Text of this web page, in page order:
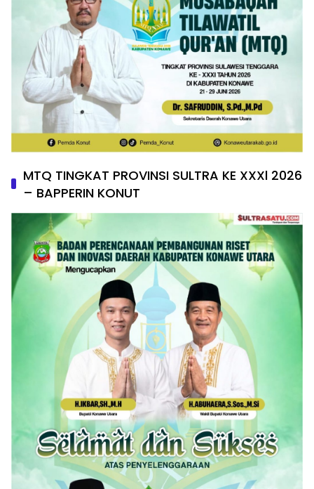
MTQ TINGKAT PROVINSI SULTRA KE XXXl 2026
– BAPPERIN KONUT